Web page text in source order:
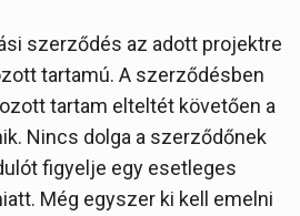
szerződés az adott projektre
tartamú. A szerződésben
tartam elteltét követően a
Nincs dolga a szerződőnek
figyelje egy esetleges
Még egyszer ki kell emelni